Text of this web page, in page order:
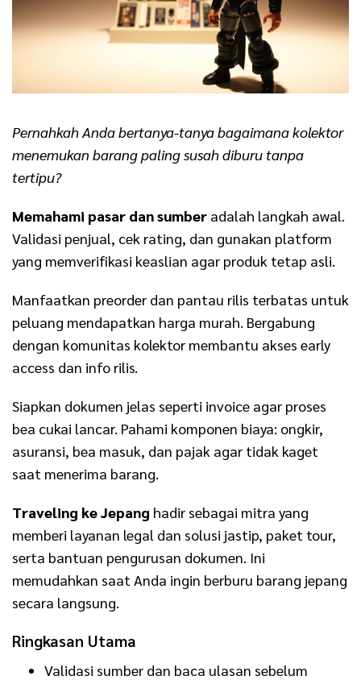
Pernahkah Anda bertanya-tanya bagaimana kolektor
menemukan barang paling susah diburu tanpa
tertipu?
Memahami pasar dan sumber adalah langkah awal.
Validasi penjual, cek rating, dan gunakan platform
yang memverifikasi keaslian agar produk tetap asli.
Manfaatkan preorder dan pantau rilis terbatas untuk
peluang mendapatkan harga murah. Bergabung
dengan komunitas kolektor membantu akses early
access dan info rilis.
Siapkan dokumen jelas seperti invoice agar proses
bea cukai lancar. Pahami komponen biaya: ongkir,
asuransi, bea masuk, dan pajak agar tidak kaget
saat menerima barang.
Traveling ke Jepang hadir sebagai mitra yang
memberi layanan legal dan solusi jastip, paket tour,
serta bantuan pengurusan dokumen. Ini
memudahkan saat Anda ingin berburu barang jepang
secara langsung.
Ringkasan Utama
Validasi sumber dan baca ulasan sebelum